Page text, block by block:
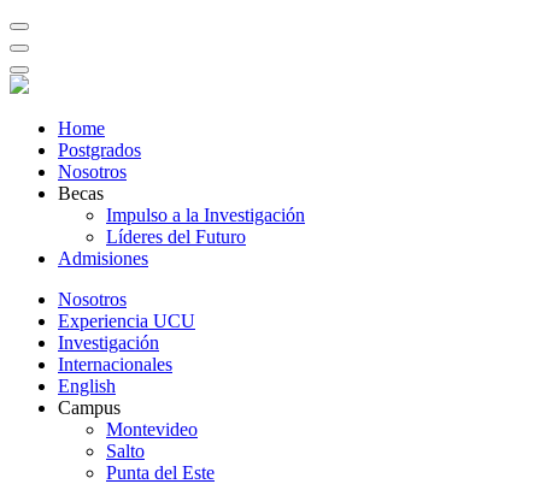
Home
Postgrados
Nosotros
Becas
Impulso a la Investigación
Líderes del Futuro
Admisiones
Nosotros
Experiencia UCU
Investigación
Internacionales
English
Campus
Montevideo
Salto
Punta del Este